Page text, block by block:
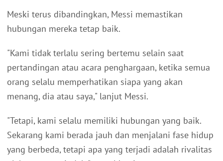
Meski terus dibandingkan, Messi memastikan
hubungan mereka tetap baik.
"Kami tidak terlalu sering bertemu selain saat
pertandingan atau acara penghargaan, ketika semua
orang selalu memperhatikan siapa yang akan
menang, dia atau saya," lanjut Messi.
"Tetapi, kami selalu memiliki hubungan yang baik.
Sekarang kami berada jauh dan menjalani fase hidup
yang berbeda, tetapi apa yang terjadi adalah rivalitas